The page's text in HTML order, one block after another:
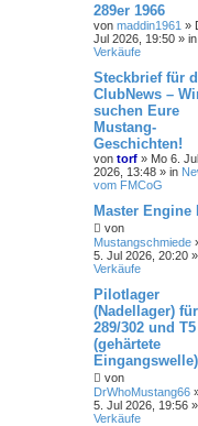
289er 1966
von maddin1961 »
Jul 2026, 19:50 » in
Verkäufe
Steckbrief für
ClubNews –
suchen Eure
Mustang-
Geschichten!
von torf » Mo 6. Jul
2026, 13:48 » in
vom FMCoG
Master Engine
von
Mustangschmiede
5. Jul 2026, 20:20
Verkäufe
Pilotlager
(Nadellager) für
289/302 und T5
(gehärtete
Eingangswelle)
von
DrWhoMustang66
5. Jul 2026, 19:56
Verkäufe